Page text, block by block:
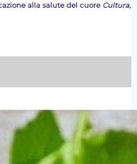
alla salute del cuore Cultura,